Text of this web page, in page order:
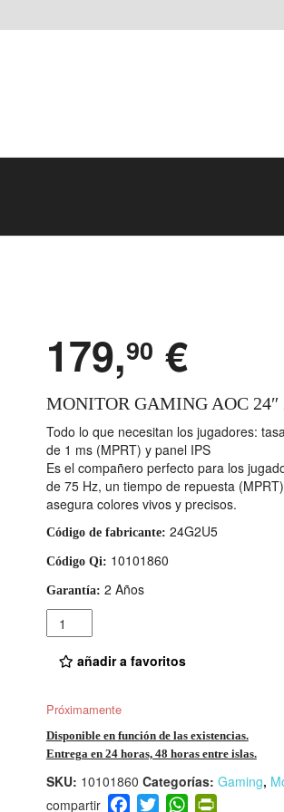
179,90 €
MONITOR GAMING AOC
Todo lo que necesitan los jugadores:
de 1 ms (MPRT) y panel IPS
Es el compañero perfecto para los
de 75 Hz, un tiempo de repuesta
asegura colores vivos y precisos.
Código de fabricante: 24G2U5
Código Qi: 10101860
Garantía: 2 Años
Cantidad
añadir a favoritos
Próximamente
Disponible en función de las existencias.
Entrega en 24 horas, 48 horas entre islas.
SKU: 10101860 Categorías: Gaming,
F T W Pr